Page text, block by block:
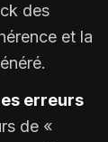
des
et la
erreurs
de «